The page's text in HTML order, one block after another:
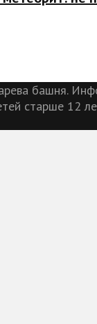
башня.
старше 12